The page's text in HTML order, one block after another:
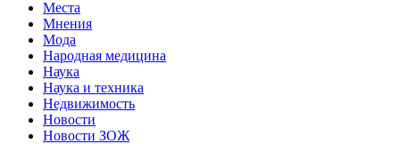
Места
Мнения
Мода
Народная медицина
Наука
Наука и техника
Недвижимость
Новости
Новости ЗОЖ